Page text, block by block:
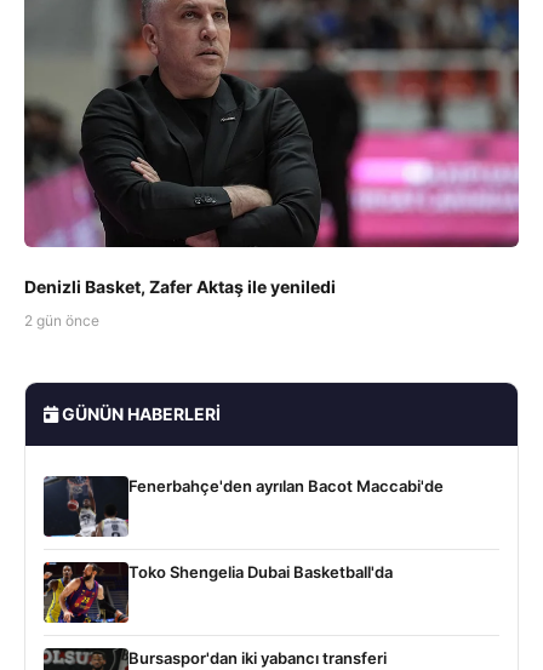
Denizli Basket, Zafer Aktaş ile yeniledi
2 gün önce
GÜNÜN HABERLERI
Fenerbahçe'den ayrılan Bacot Maccabi'de
Toko Shengelia Dubai Basketball'da
Bursaspor'dan iki yabancı transferi